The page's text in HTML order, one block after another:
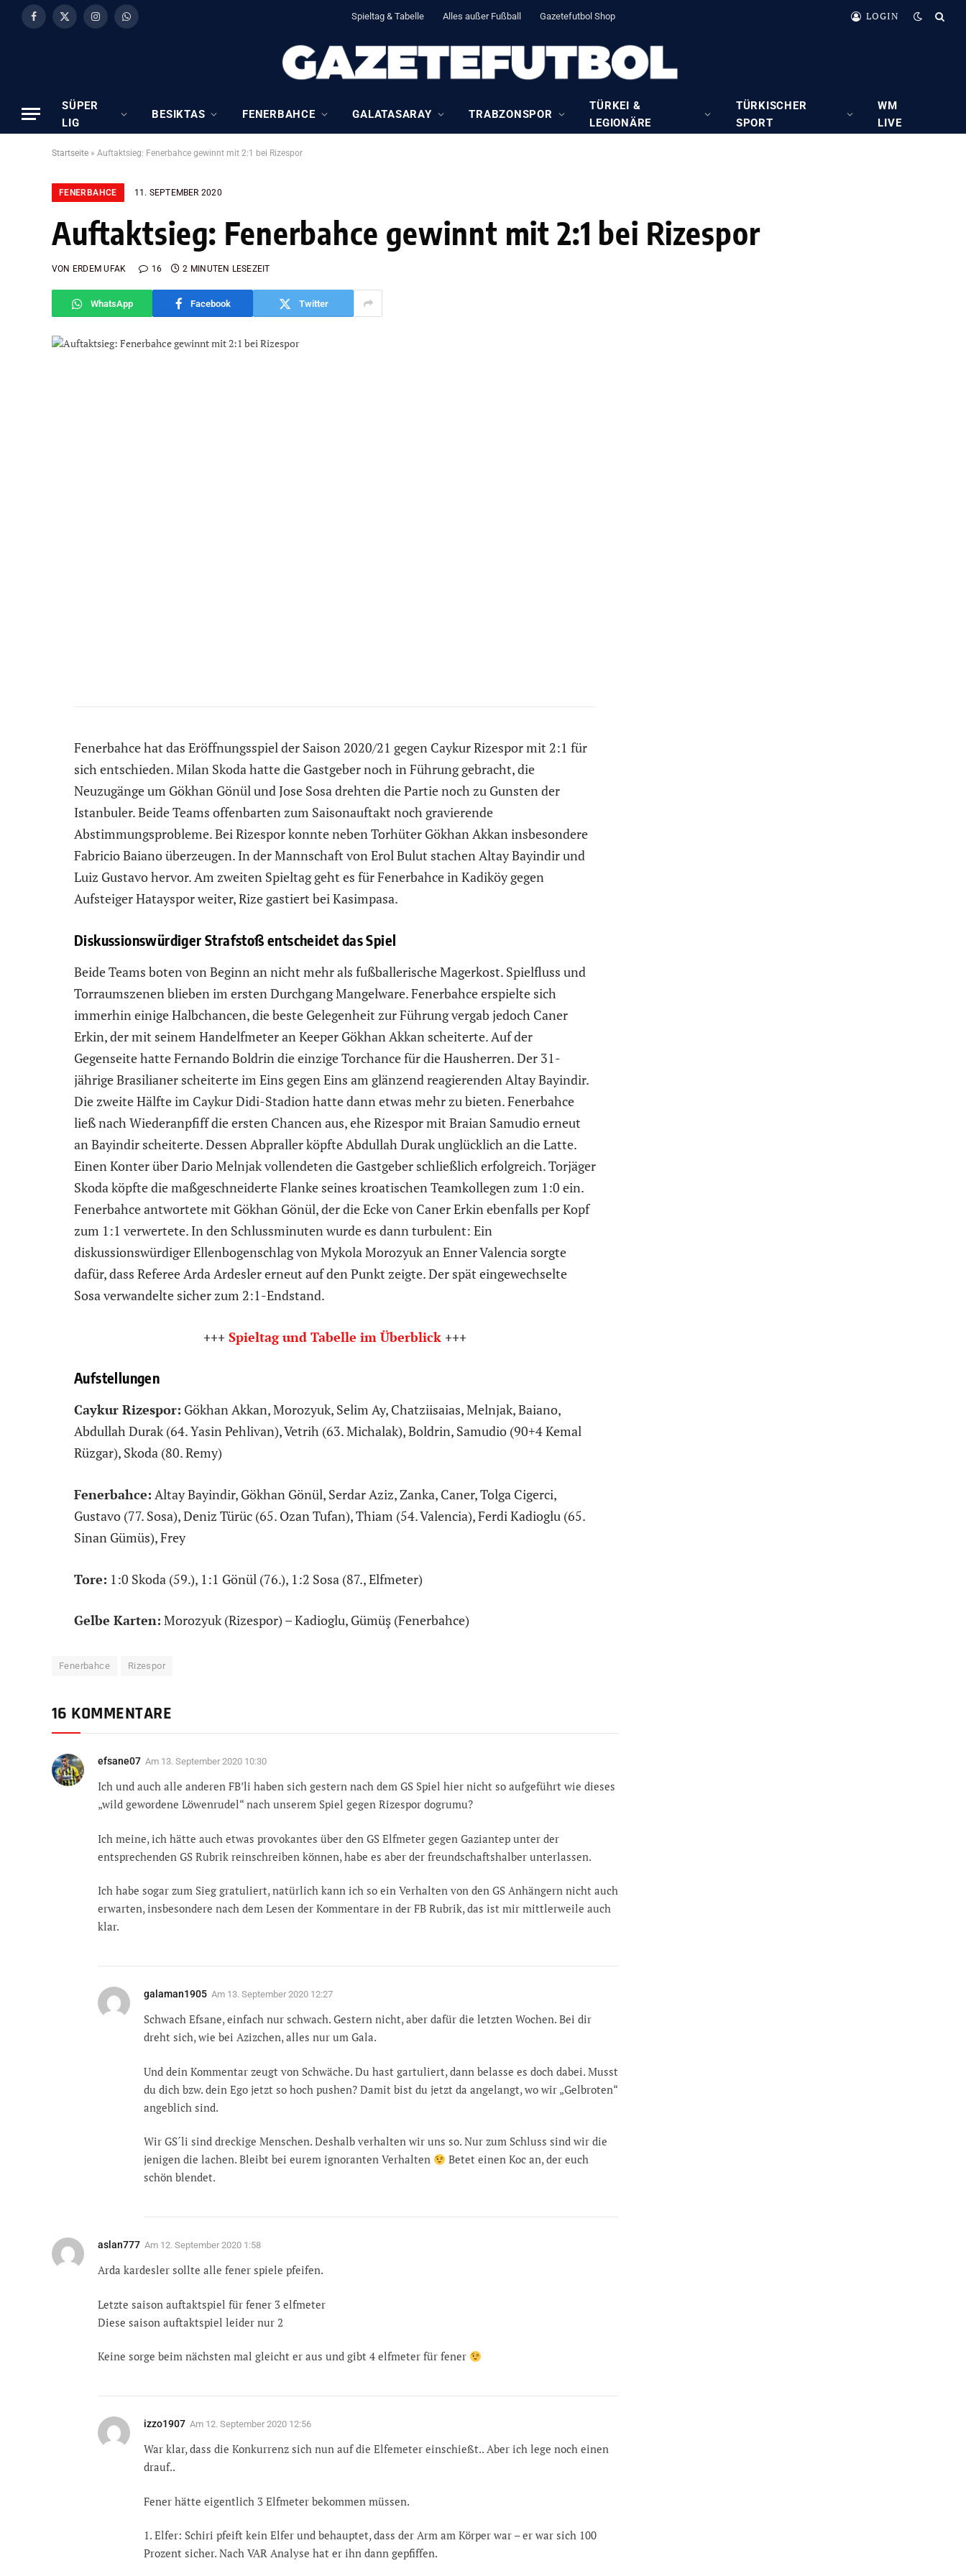
Facebook
X
InstagramWhatsApp Spieltag & Tabelle Alles außer Fußball Gazetefutbol Shop LOGIN
SÜPER
LIG
BESIKTAS FENERBAHCE GALATASARAY TRABZONSPOR
TÜRKEI &
LEGIONÄRE
TÜRKISCHER
SPORT
WM
LIVE
Startseite » Auftaktsieg: Fenerbahce gewinnt mit 2:1 bei Rizespor
FENERBAHCE 11. SEPTEMBER 2020
Auftaktsieg: Fenerbahce gewinnt mit 2:1 bei Rizespor
VON ERDEM UFAK 16 2 MINUTEN LESEZEIT
WhatsApp Facebook Twitter
Fenerbahce hat das Eröffnungsspiel der Saison 2020/21 gegen Caykur Rizespor mit 2:1 für
sich entschieden. Milan Skoda hatte die Gastgeber noch in Führung gebracht, die
Neuzugänge um Gökhan Gönül und Jose Sosa drehten die Partie noch zu Gunsten der
Istanbuler. Beide Teams offenbarten zum Saisonauftakt noch gravierende
Abstimmungsprobleme. Bei Rizespor konnte neben Torhüter Gökhan Akkan insbesondere
Fabricio Baiano überzeugen. In der Mannschaft von Erol Bulut stachen Altay Bayindir und
Luiz Gustavo hervor. Am zweiten Spieltag geht es für Fenerbahce in Kadiköy gegen
Aufsteiger Hatayspor weiter, Rize gastiert bei Kasimpasa.
Diskussionswürdiger Strafstoß entscheidet das Spiel
Beide Teams boten von Beginn an nicht mehr als fußballerische Magerkost. Spielfluss und
Torraumszenen blieben im ersten Durchgang Mangelware. Fenerbahce erspielte sich
immerhin einige Halbchancen, die beste Gelegenheit zur Führung vergab jedoch Caner
Erkin, der mit seinem Handelfmeter an Keeper Gökhan Akkan scheiterte. Auf der
Gegenseite hatte Fernando Boldrin die einzige Torchance für die Hausherren. Der 31-
jährige Brasilianer scheiterte im Eins gegen Eins am glänzend reagierenden Altay Bayindir.
Die zweite Hälfte im Caykur Didi-Stadion hatte dann etwas mehr zu bieten. Fenerbahce
ließ nach Wiederanpfiff die ersten Chancen aus, ehe Rizespor mit Braian Samudio erneut
an Bayindir scheiterte. Dessen Abpraller köpfte Abdullah Durak unglücklich an die Latte.
Einen Konter über Dario Melnjak vollendeten die Gastgeber schließlich erfolgreich. Torjäger
Skoda köpfte die maßgeschneiderte Flanke seines kroatischen Teamkollegen zum 1:0 ein.
Fenerbahce antwortete mit Gökhan Gönül, der die Ecke von Caner Erkin ebenfalls per Kopf
zum 1:1 verwertete. In den Schlussminuten wurde es dann turbulent: Ein
diskussionswürdiger Ellenbogenschlag von Mykola Morozyuk an Enner Valencia sorgte
dafür, dass Referee Arda Ardesler erneut auf den Punkt zeigte. Der spät eingewechselte
Sosa verwandelte sicher zum 2:1-Endstand.
+++ Spieltag und Tabelle im Überblick +++
Aufstellungen
Caykur Rizespor: Gökhan Akkan, Morozyuk, Selim Ay, Chatziisaias, Melnjak, Baiano,
Abdullah Durak (64. Yasin Pehlivan), Vetrih (63. Michalak), Boldrin, Samudio (90+4 Kemal
Rüzgar), Skoda (80. Remy)
Fenerbahce: Altay Bayindir, Gökhan Gönül, Serdar Aziz, Zanka, Caner, Tolga Cigerci,
Gustavo (77. Sosa), Deniz Türüc (65. Ozan Tufan), Thiam (54. Valencia), Ferdi Kadioglu (65.
Sinan Gümüs), Frey
Tore: 1:0 Skoda (59.), 1:1 Gönül (76.), 1:2 Sosa (87., Elfmeter)
Gelbe Karten: Morozyuk (Rizespor) – Kadioglu, Gümüş (Fenerbahce)
Fenerbahce Rizespor
16 KOMMENTARE
efsane07 Am 13. September 2020 10:30
Ich und auch alle anderen FB’li haben sich gestern nach dem GS Spiel hier nicht so aufgeführt wie dieses
„wild gewordene Löwenrudel“ nach unserem Spiel gegen Rizespor dogrumu?
Ich meine, ich hätte auch etwas provokantes über den GS Elfmeter gegen Gaziantep unter der
entsprechenden GS Rubrik reinschreiben können, habe es aber der freundschaftshalber unterlassen.
Ich habe sogar zum Sieg gratuliert, natürlich kann ich so ein Verhalten von den GS Anhängern nicht auch
erwarten, insbesondere nach dem Lesen der Kommentare in der FB Rubrik, das ist mir mittlerweile auch
klar.
galaman1905 Am 13. September 2020 12:27
Schwach Efsane, einfach nur schwach. Gestern nicht, aber dafür die letzten Wochen. Bei dir
dreht sich, wie bei Azizchen, alles nur um Gala.
Und dein Kommentar zeugt von Schwäche. Du hast gartuliert, dann belasse es doch dabei. Musst
du dich bzw. dein Ego jetzt so hoch pushen? Damit bist du jetzt da angelangt, wo wir „Gelbroten“
angeblich sind.
Wir GS´li sind dreckige Menschen. Deshalb verhalten wir uns so. Nur zum Schluss sind wir die
jenigen die lachen. Bleibt bei eurem ignoranten Verhalten
Betet einen Koc an, der euch
schön blendet.
aslan777 Am 12. September 2020 1:58
Arda kardesler sollte alle fener spiele pfeifen.
Letzte saison auftaktspiel für fener 3 elfmeter
Diese saison auftaktspiel leider nur 2
Keine sorge beim nächsten mal gleicht er aus und gibt 4 elfmeter für fener
izzo1907 Am 12. September 2020 12:56
War klar, dass die Konkurrenz sich nun auf die Elfemeter einschießt.. Aber ich lege noch einen
drauf..
Fener hätte eigentlich 3 Elfmeter bekommen müssen.
1. Elfer: Schiri pfeift kein Elfer und behauptet, dass der Arm am Körper war – er war sich 100
Prozent sicher. Nach VAR Analyse hat er ihn dann gepfiffen.